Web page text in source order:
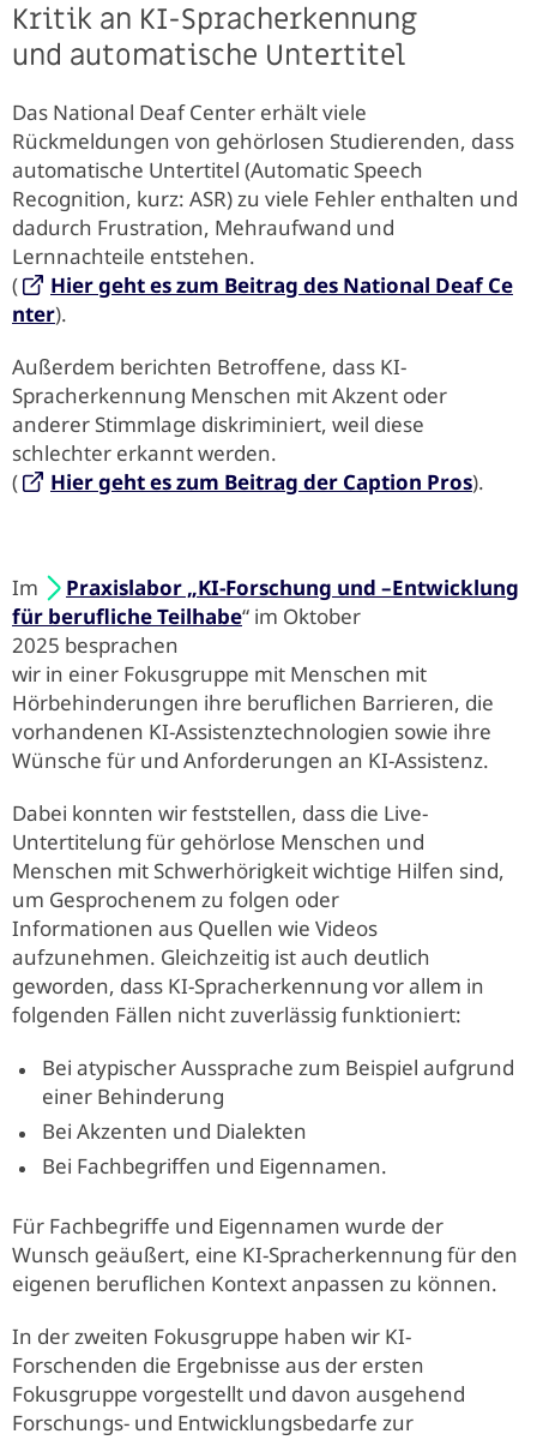
Kritik an KI-Spracherkennung
und automatische Untertitel
Das National Deaf Center erhält viele
Rückmeldungen von gehörlosen Studierenden, dass
automatische Untertitel (Automatic Speech
Recognition, kurz: ASR) zu viele Fehler enthalten und
dadurch Frustration, Mehraufwand und
Lernnachteile entstehen.
(
Hier geht es zum Beitrag des National Deaf Ce
nter).
Außerdem berichten Betroffene, dass KI-
Spracherkennung Menschen mit Akzent oder
anderer Stimmlage diskriminiert, weil diese
schlechter erkannt werden.
(
Hier geht es zum Beitrag der Caption Pros).
Im
Praxislabor „KI-Forschung und –Entwicklung
für berufliche Teilhabe“ im Oktober
2025 besprachen
wir in einer Fokusgruppe mit Menschen mit
Hörbehinderungen ihre beruflichen Barrieren, die
vorhandenen KI-Assistenztechnologien sowie ihre
Wünsche für und Anforderungen an KI-Assistenz.
Dabei konnten wir feststellen, dass die Live-
Untertitelung für gehörlose Menschen und
Menschen mit Schwerhörigkeit wichtige Hilfen sind,
um Gesprochenem zu folgen oder
Informationen aus Quellen wie Videos
aufzunehmen. Gleichzeitig ist auch deutlich
geworden, dass KI-Spracherkennung vor allem in
folgenden Fällen nicht zuverlässig funktioniert:
Bei atypischer Aussprache zum Beispiel aufgrund
einer Behinderung
Bei Akzenten und Dialekten
Bei Fachbegriffen und Eigennamen.
Für Fachbegriffe und Eigennamen wurde der
Wunsch geäußert, eine KI-Spracherkennung für den
eigenen beruflichen Kontext anpassen zu können.
In der zweiten Fokusgruppe haben wir KI-
Forschenden die Ergebnisse aus der ersten
Fokusgruppe vorgestellt und davon ausgehend
Forschungs- und Entwicklungsbedarfe zur